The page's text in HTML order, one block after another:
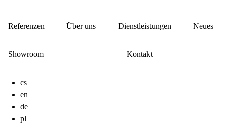
Referenzen Über uns Dienstleistungen Neues
Showroom Kontakt
cs
en
de
pl